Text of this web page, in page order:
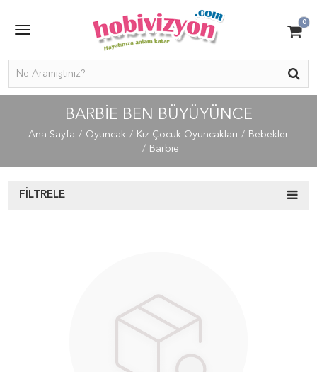
0
BARBIE BEN BÜYÜYÜNCE
Ana Sayfa Oyuncak Kız Çocuk Oyuncakları
Bebekler
Barbie
FILTRELE